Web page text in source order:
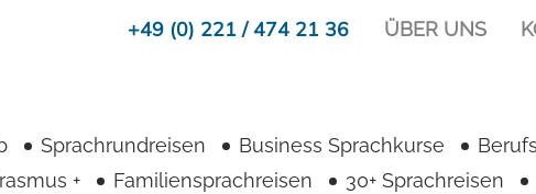
+49 (0) 221 / 474 21 36 ÜBER UNS
Sprachrundreisen Business Sprachkurse
+ Familiensprachreisen 30+ Sprachreisen